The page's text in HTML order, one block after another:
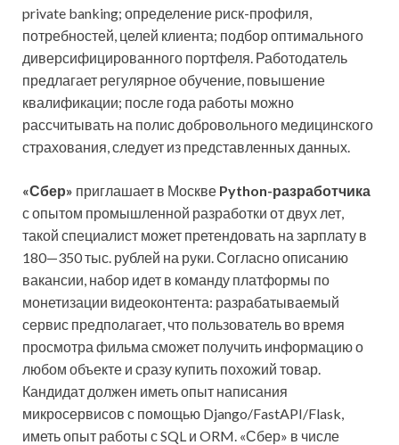
private banking; определение риск-профиля,
потребностей, целей клиента; подбор оптимального
диверсифицированного портфеля. Работодатель
предлагает регулярное обучение, повышение
квалификации; после года работы можно
рассчитывать на полис добровольного медицинского
страхования, следует из представленных данных.
«Сбер» приглашает в Москве Python-разработчика
с опытом промышленной разработки от двух лет,
такой специалист может претендовать на зарплату в
180—350 тыс. рублей на руки. Согласно описанию
вакансии, набор идет в команду платформы по
монетизации видеоконтента: разрабатываемый
сервис предполагает, что пользователь во время
просмотра фильма сможет получить информацию о
любом объекте и сразу купить похожий товар.
Кандидат должен иметь опыт написания
микросервисов с помощью Django/FastAPI/Flask,
иметь опыт работы с SQL и ORM. «Сбер» в числе